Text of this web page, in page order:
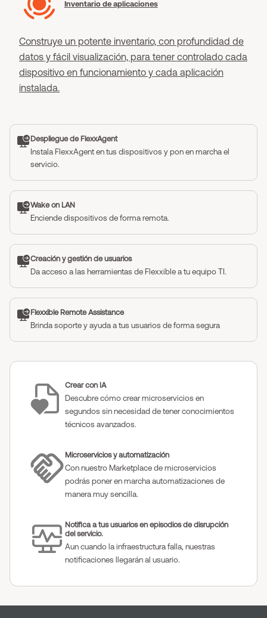
Inventario de aplicaciones
Construye un potente inventario, con profundidad de
datos y fácil visualización, para tener controlado cada
dispositivo en funcionamiento y cada aplicación
instalada.
Despliegue de FlexxAgent
Instala FlexxAgent en tus dispositivos y pon en marcha el
servicio.
Wake on LAN
Enciende dispositivos de forma remota.
Creación y gestión de usuarios
Da acceso a las herramientas de Flexxible a tu equipo TI.
Flexxible Remote Assistance
Brinda soporte y ayuda a tus usuarios de forma segura
Crear con IA
Descubre cómo crear microservicios en
segundos sin necesidad de tener conocimientos
técnicos avanzados.
Microservicios y automatización
Con nuestro Marketplace de microservicios
podrás poner en marcha automatizaciones de
manera muy sencilla.
Notifica a tus usuarios en episodios de disrupción
del servicio.
Aun cuando la infraestructura falla, nuestras
notificaciones llegarán al usuario.